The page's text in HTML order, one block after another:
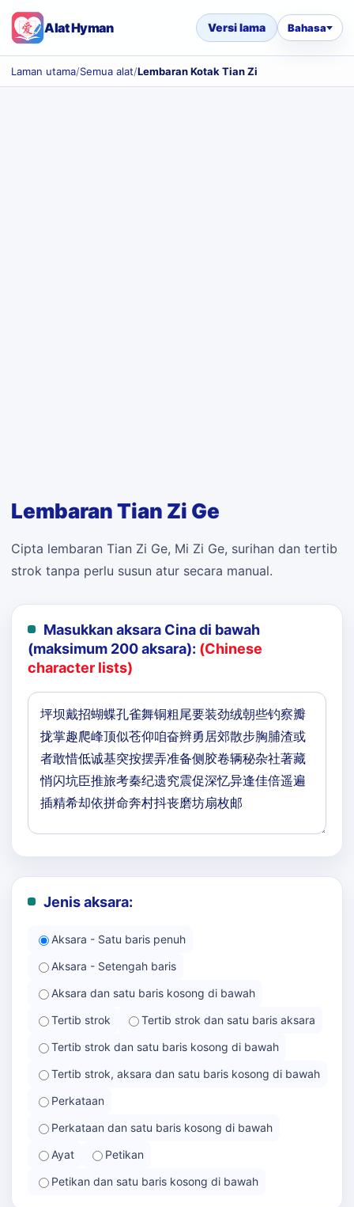
Alat Hyman Versi lama Bahasa
Laman utama/Semua alat/Lembaran Kotak Tian Zi
Lembaran Tian Zi Ge
Cipta lembaran Tian Zi Ge, Mi Zi Ge, surihan dan tertib
strok tanpa perlu susun atur secara manual.
Masukkan aksara Cina di bawah
(maksimum 200 aksara): (Chinese
character lists)
Jenis aksara:
Aksara - Satu baris penuh
Aksara - Setengah baris
Aksara dan satu baris kosong di bawah
Tertib strok
Tertib strok dan satu baris aksara
Tertib strok dan satu baris kosong di bawah
Tertib strok, aksara dan satu baris kosong di bawah
Perkataan
Perkataan dan satu baris kosong di bawah
Ayat
Petikan
Petikan dan satu baris kosong di bawah